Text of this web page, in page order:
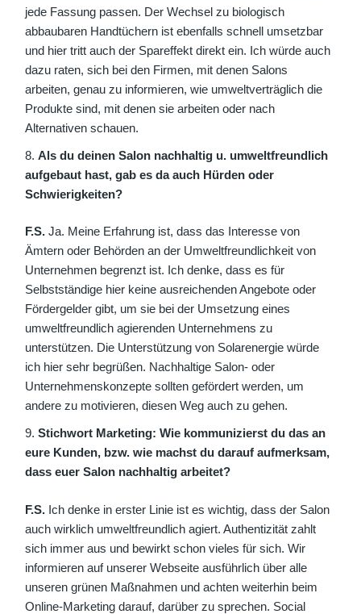
jede Fassung passen. Der Wechsel zu biologisch
abbaubaren Handtüchern ist ebenfalls schnell umsetzbar
und hier tritt auch der Spareffekt direkt ein. Ich würde auch
dazu raten, sich bei den Firmen, mit denen Salons
arbeiten, genau zu informieren, wie umweltverträglich die
Produkte sind, mit denen sie arbeiten oder nach
Alternativen schauen.
Als du deinen Salon nachhaltig u. umweltfreundlich
aufgebaut hast, gab es da auch Hürden oder
Schwierigkeiten?
F.S. Ja. Meine Erfahrung ist, dass das Interesse von
Ämtern oder Behörden an der Umweltfreundlichkeit von
Unternehmen begrenzt ist. Ich denke, dass es für
Selbstständige hier keine ausreichenden Angebote oder
Fördergelder gibt, um sie bei der Umsetzung eines
umweltfreundlich agierenden Unternehmens zu
unterstützen. Die Unterstützung von Solarenergie würde
ich hier sehr begrüßen. Nachhaltige Salon- oder
Unternehmenskonzepte sollten gefördert werden, um
andere zu motivieren, diesen Weg auch zu gehen.
Stichwort Marketing: Wie kommunizierst du das an
eure Kunden, bzw. wie machst du darauf aufmerksam,
dass euer Salon nachhaltig arbeitet?
F.S. Ich denke in erster Linie ist es wichtig, dass der Salon
auch wirklich umweltfreundlich agiert. Authentizität zahlt
sich immer aus und bewirkt schon vieles für sich. Wir
informieren auf unserer Webseite ausführlich über alle
unseren grünen Maßnahmen und achten weiterhin beim
Online-Marketing darauf, darüber zu sprechen. Social